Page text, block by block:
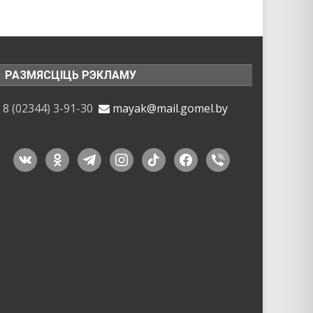
РАЗМЯСЦІЦЬ РЭКЛАМУ
8 (02344) 3-91-30 mayak@mail.gomel.by
vkontakteodnoklassniki
telegraminstagram
tiktok facebook
viber